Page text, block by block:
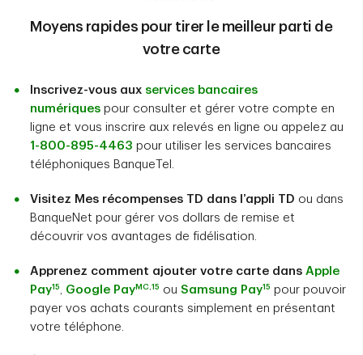
Moyens rapides pour tirer le meilleur parti de
votre carte
Inscrivez-vous aux services bancaires
numériques pour consulter et gérer votre compte en
ligne et vous inscrire aux relevés en ligne ou appelez au
1-800-895-4463 pour utiliser les services bancaires
téléphoniques BanqueTel.
Visitez Mes récompenses TD dans l’appli TD ou dans
BanqueNet pour gérer vos dollars de remise et
découvrir vos avantages de fidélisation.
Apprenez comment ajouter votre carte dans Apple
Pay15 , Google Pay MC ,15 ou Samsung Pay15 pour pouvoir
payer vos achats courants simplement en présentant
votre téléphone.